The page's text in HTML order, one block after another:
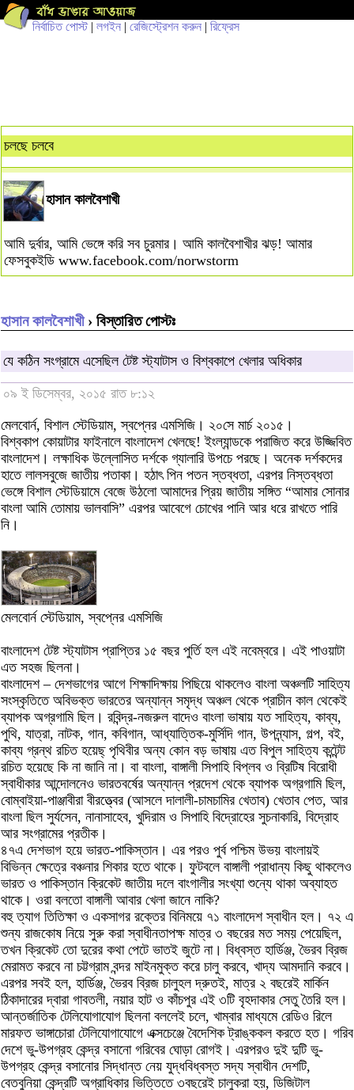
নির্বাচিত পোস্ট| লগইন | রেজিস্ট্রেশন করুন | রিফ্রেস
চলছে চলবে
হাসান কালবৈশাখী
আমি দুর্বার, আমি ভেঙ্গে করি সব চুরমার। আমি কালবৈশাখীর ঝড়! আমার
ফেসবুকইডি www.facebook.com/norwstorm
হাসান কালবৈশাখী› বিস্তারিত পোস্টঃ
যে কঠিন সংগ্রামে এসেছিল টেষ্ট স্ট্যাটাস ও বিশ্বকাপে খেলার অধিকার
০৯ ই ডিসেম্বর, ২০১৫ রাত ৮:১২
মেলবোর্ন, বিশাল স্টেডিয়াম, স্বপ্নের এমসিজি। ২০সে মার্চ ২০১৫।
বিশ্বকাপ কোয়াটার ফাইনালে বাংলাদেশ খেলছে! ইংল্যান্ডকে পরাজিত করে উজ্জিবিত
বাংলাদেশ। লক্ষাধিক উল্লোসিত দর্শকে গ্যালারি উপচে পরছে। অনেক দর্শকদের
হাতে লালসবুজে জাতীয় পতাকা। হঠাৎ পিন পতন স্তব্ধতা, এরপর নিস্তব্ধতা
ভেঙ্গে বিশাল স্টেডিয়ামে বেজে উঠলো আমাদের প্রিয় জাতীয় সঙ্গিত “আমার সোনার
বাংলা আমি তোমায় ভালবাসি” এরপর আবেগে চোখের পানি আর ধরে রাখতে পারি
নি।
মেলবোর্ন স্টেডিয়াম, স্বপ্নের এমসিজি
বাংলাদেশ টেষ্ট স্ট্যাটাস প্রাপ্তির ১৫ বছর পুর্তি হল এই নবেম্বরে। এই পাওয়াটা
এত সহজ ছিলনা।
বাংলাদেশ – দেশভাগের আগে শিক্ষাদিক্ষায় পিছিয়ে থাকলেও বাংলা অঞ্চলটি সাহিত্য
সংস্কৃতিতে অবিভক্ত ভারতের অন্যান্ন সমৃদ্ধ অঞ্চল থেকে প্রাচীন কাল থেকেই
ব্যাপক অগ্রগামি ছিল। রবিন্দ্র-নজরুল বাদেও বাংলা ভাষায় যত সাহিত্য, কাব্য,
পুথি, যাত্রা, নাটক, গান, কবিগান, আধ্যাত্তিক-মুর্সিদি গান, উপন্ন্যাস, গল্প, বই,
কাব্য গ্রন্থ রচিত হয়েছ্‌ পৃথিবীর অন্য কোন বড় ভাষায় এত বিপুল সাহিত্য কন্টেন্ট
রচিত হয়েছে কি না জানি না। বা বাংলা, বাঙ্গালী সিপাহি বিপ্লব ও ব্রিটিষ বিরোধী
স্বাধীকার আন্দোলনেও ভারতবর্ষের অন্যান্ন প্রদেশ থেকে ব্যাপক অগ্রগামি ছিল,
বোম্বাইয়া-পাঞ্জাবীরা বীরত্ত্বের (আসলে দালালী-চামচামির খেতাব) খেতাব পেত, আর
বাংলা ছিল সুর্যসেন, নানাসাহেব, খুদিরাম ও সিপাহি বিদ্রোহের সুচনাকারি, বিদ্রোহ
আর সংগ্রামের প্রতীক।
৪৭এ দেশভাগ হয়ে ভারত-পাকিস্তান। এর পরও পুর্ব পশ্চিম উভয় বাংলায়ই
বিভিন্ন ক্ষেত্রে বঞ্চনার শিকার হতে থাকে। ফুটবলে বাঙ্গালী প্রাধান্য কিছু থাকলেও
ভারত ও পাকিস্তান ক্রিকেট জাতীয় দলে বাংগালীর সংখ্যা শুন্যে থাকা অব্যাহত
থাকে। ওরা বলতো বাঙ্গালী আবার খেলা জানে নাকি?
বহু ত্যাগ তিতিক্ষা ও একসাগর রক্তের বিনিময়ে ৭১ বাংলাদেশ স্বাধীন হল। ৭২ এ
শুন্য রাজকোষ নিয়ে সুরু করা স্বাধীনতাপক্ষ মাত্র ৩ বছরের মত সময় পেয়েছিল,
তখন ক্রিকেট তো দুরের কথা পেটে ভাতই জুটে না। বিধ্বস্ত হার্ডিঞ্জ, ভৈরব ব্রিজ
মেরামত করবে না চট্টগ্রাম বন্দর মাইনমুক্ত করে চালু করবে, খাদ্য আমদানি করবে।
এরপর সবই হল, হার্ডিঞ্জ, ভৈরব ব্রিজ চালুহল দ্রুতই, মাত্র ২ বছরেই মার্কিন
ঠিকাদারের দ্বারা গাবতলী, নয়ার হাট ও কাঁচপুর এই ৩টি বৃহদাকার সেতু তৈরি হল।
আন্তর্জাতিক টেলিযোগাযোগ ছিলনা বললেই চলে, খাম্বার মাধ্যমে রেডিও রিলে
মারফত ভাঙ্গাচোরা টেলিযোগাযোগে এক্সচেঞ্জে বৈদেশিক ট্রাঙ্ককল করতে হত। গরিব
দেশে ভু-উপগ্রহ কেন্দ্র বসানো গরিবের ঘোড়া রোগই। এরপরও দুই দুটি ভু-
উপগ্রহ কেন্দ্র বসানোর সিদ্ধান্ত নেয় যুদ্ধবিধ্বস্ত সদ্য স্বাধীন দেশটি,
বেতবুনিয়া কেন্দ্রটি অগ্রাধিকার ভিত্তিতে ৩বছরেই চালুকরা হয়, ডিজিটাল